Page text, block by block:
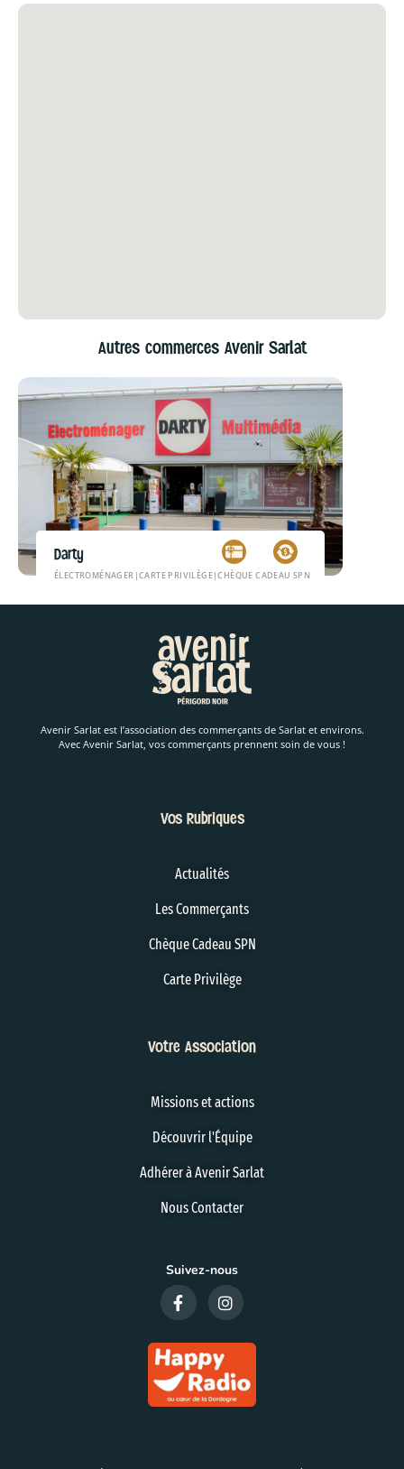
Autres commerces Avenir Sarlat
Darty
ÉLECTROMÉNAGER |CARTE PRIVILÈGE|CHÈQUE CADEAU SPN MULTIMÉDIA
Avenir Sarlat est l’association des commerçants de Sarlat et environs.
Avec Avenir Sarlat, vos commerçants prennent soin de vous !
Vos Rubriques
Actualités
Les Commerçants
Chèque Cadeau SPN
Carte Privilège
Votre Association
Missions et actions
Découvrir l'Équipe
Adhérer à Avenir Sarlat
Nous Contacter
Suivez-nous